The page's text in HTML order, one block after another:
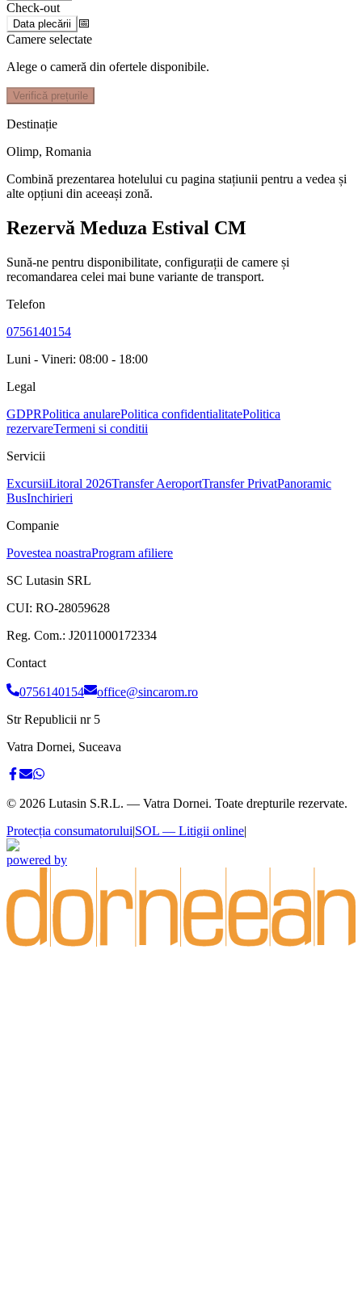
Check-out
Data plecării
📅
Camere selectate
Alege o cameră din ofertele disponibile.
Verifică prețurile
Destinație
Olimp, Romania
Combină prezentarea hotelului cu pagina stațiunii pentru a vedea și
alte opțiuni din aceeași zonă.
Rezervă Meduza Estival CM
Sună-ne pentru disponibilitate, configurații de camere și
recomandarea celei mai bune variante de transport.
Telefon
0756140154
Luni - Vineri: 08:00 - 18:00
Legal
GDPRPolitica anularePolitica confidentialitatePolitica
rezervareTermeni si conditii
Servicii
ExcursiiLitoral 2026Transfer AeroportTransfer PrivatPanoramic
BusInchirieri
Companie
Povestea noastraProgram afiliere
SC Lutasin SRL
CUI: RO-28059628
Reg. Com.: J2011000172334
Contact
0756140154
office@sincarom.ro
Str Republicii nr 5
Vatra Dornei, Suceava
© 2026 Lutasin S.R.L. — Vatra Dornei. Toate drepturile rezervate.
Protecția consumatorului|SOL — Litigii online|
powered by